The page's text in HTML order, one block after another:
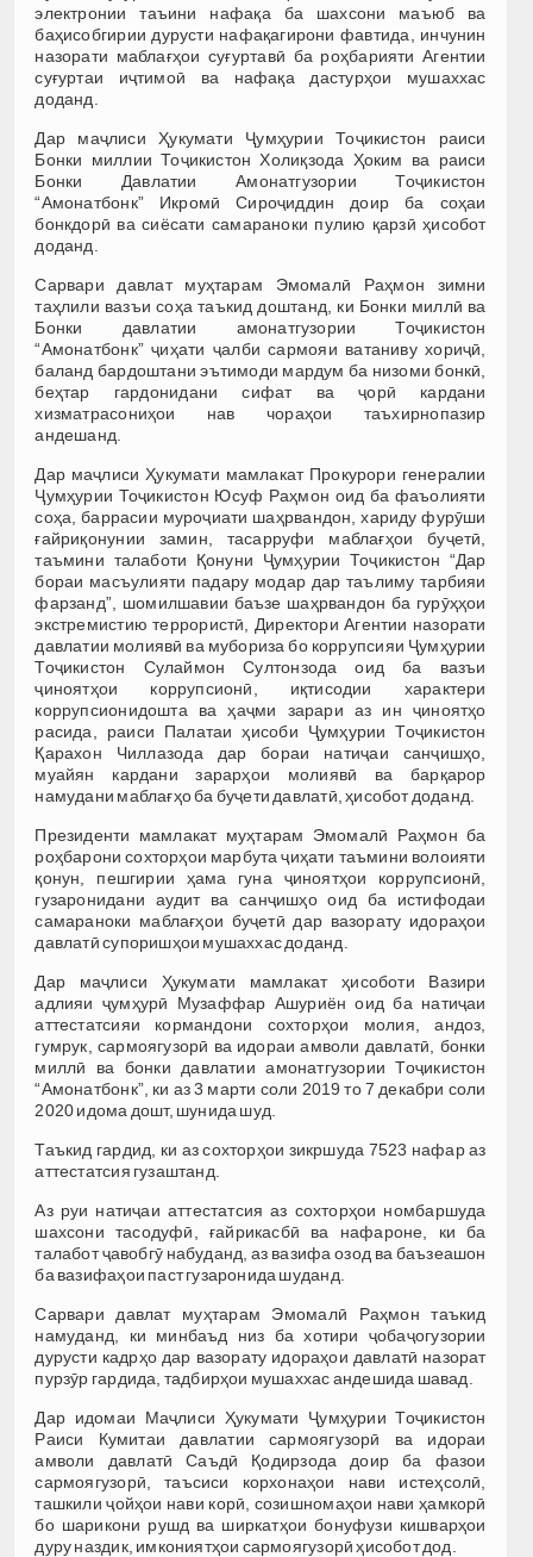
электронии таъини нафақа ба шахсони маъюб ва
баҳисобгирии дурусти нафақагирони фавтида, инчунин
назорати маблағҳои суғуртавӣ ба роҳбарияти Агентии
суғуртаи иҷтимоӣ ва нафақа дастурҳои мушаххас
доданд.
Дар маҷлиси Ҳукумати Ҷумҳурии Тоҷикистон раиси
Бонки миллии Тоҷикистон Холиқзода Ҳоким ва раиси
Бонки Давлатии Амонатгузории Тоҷикистон
“Амонатбонк” Икромӣ Сироҷиддин доир ба соҳаи
бонкдорӣ ва сиёсати самараноки пулию қарзӣ ҳисобот
доданд.
Сарвари давлат муҳтарам Эмомалӣ Раҳмон зимни
таҳлили вазъи соҳа таъкид доштанд, ки Бонки миллӣ ва
Бонки давлатии амонатгузории Тоҷикистон
“Амонатбонк” ҷиҳати ҷалби сармояи ватаниву хориҷӣ,
баланд бардоштани эътимоди мардум ба низоми бонкӣ,
беҳтар гардонидани сифат ва ҷорӣ кардани
хизматрасониҳои нав чораҳои таъхирнопазир
андешанд.
Дар маҷлиси Ҳукумати мамлакат Прокурори генералии
Ҷумҳурии Тоҷикистон Юсуф Раҳмон оид ба фаъолияти
соҳа, баррасии муроҷиати шаҳрвандон, хариду фурӯши
ғайриқонунии замин, тасарруфи маблағҳои буҷетӣ,
таъмини талаботи Қонуни Ҷумҳурии Тоҷикистон “Дар
бораи масъулияти падару модар дар таълиму тарбияи
фарзанд”, шомилшавии баъзе шаҳрвандон ба гурӯҳҳои
экстремистию террористӣ, Директори Агентии назорати
давлатии молиявӣ ва мубориза бо коррупсияи Ҷумҳурии
Тоҷикистон Сулаймон Султонзода оид ба вазъи
ҷиноятҳои коррупсионӣ, иқтисодии характери
коррупсионидошта ва ҳаҷми зарари аз ин ҷиноятҳо
расида, раиси Палатаи ҳисоби Ҷумҳурии Тоҷикистон
Қарахон Чиллазода дар бораи натиҷаи санҷишҳо,
муайян кардани зарарҳои молиявӣ ва барқарор
намудани маблағҳо ба буҷети давлатӣ, ҳисобот доданд.
Президенти мамлакат муҳтарам Эмомалӣ Раҳмон ба
роҳбарони сохторҳои марбута ҷиҳати таъмини волоияти
қонун, пешгирии ҳама гуна ҷиноятҳои коррупсионӣ,
гузаронидани аудит ва санҷишҳо оид ба истифодаи
самараноки маблағҳои буҷетӣ дар вазорату идораҳои
давлатӣ супоришҳои мушаххас доданд.
Дар маҷлиси Ҳукумати мамлакат ҳисоботи Вазири
адлияи ҷумҳурӣ Музаффар Ашуриён оид ба натиҷаи
аттестатсияи кормандони сохторҳои молия, андоз,
гумрук, сармоягузорӣ ва идораи амволи давлатӣ, бонки
миллӣ ва бонки давлатии амонатгузории Тоҷикистон
“Амонатбонк”, ки аз 3 марти соли 2019 то 7 декабри соли
2020 идома дошт, шунида шуд.
Таъкид гардид, ки аз сохторҳои зикршуда 7523 нафар аз
аттестатсия гузаштанд.
Аз руи натиҷаи аттестатсия аз сохторҳои номбаршуда
шахсони тасодуфӣ, ғайрикасбӣ ва нафароне, ки ба
талабот ҷавобгӯ набуданд, аз вазифа озод ва баъзеашон
ба вазифаҳои паст гузаронида шуданд.
Сарвари давлат муҳтарам Эмомалӣ Раҳмон таъкид
намуданд, ки минбаъд низ ба хотири ҷобаҷогузории
дурусти кадрҳо дар вазорату идораҳои давлатӣ назорат
пурзӯр гардида, тадбирҳои мушаххас андешида шавад.
Дар идомаи Маҷлиси Ҳукумати Ҷумҳурии Тоҷикистон
Раиси Кумитаи давлатии сармоягузорӣ ва идораи
амволи давлатӣ Саъдӣ Қодирзода доир ба фазои
сармоягузорӣ, таъсиси корхонаҳои нави истеҳсолӣ,
ташкили ҷойҳои нави корӣ, созишномаҳои нави ҳамкорӣ
бо шарикони рушд ва ширкатҳои бонуфузи кишварҳои
дуру наздик, имкониятҳои сармоягузорӣ ҳисобот дод.